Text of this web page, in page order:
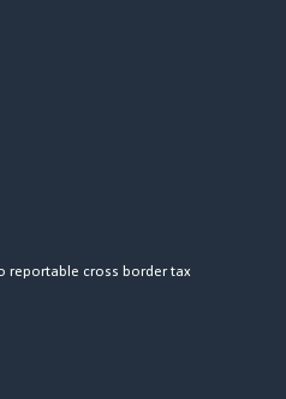
reportable cross border tax